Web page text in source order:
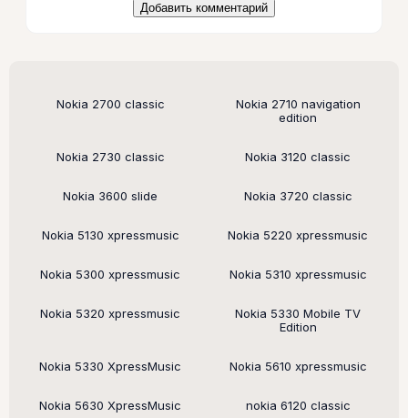
Поддерживаемые модели
Nokia 2700 classic
Nokia 2710 navigation
edition
Nokia 2730 classic Nokia 3120 classic
Nokia 3600 slide Nokia 3720 classic
Nokia 5130 xpressmusic Nokia 5220 xpressmusic
Nokia 5300 xpressmusic Nokia 5310 xpressmusic
Nokia 5320 xpressmusic
Nokia 5330 Mobile TV
Edition
Nokia 5330 XpressMusic Nokia 5610 xpressmusic
Nokia 5630 XpressMusic nokia 6120 classic